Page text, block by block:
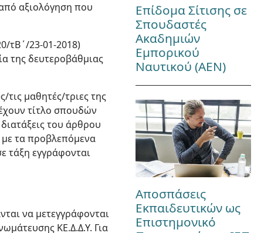
αξιολόγηση που
τΒ΄/23-01-2018)
της δευτεροβάθμιας
τις μαθητές/τριες της
τίτλο σπουδών
του άρθρου
με τα προβλεπόμενα
τάξη εγγράφονται
να μετεγγράφονται
ΚΕ.Δ.Δ.Υ. Για
Επίδομα Σίτισης σε
Σπουδαστές
Ακαδημιών
Εμπορικού
Ναυτικού (ΑΕΝ)
Αποσπάσεις
Εκπαιδευτικών ως
Επιστημονικό